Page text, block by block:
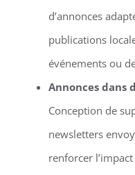
d’annonces
publications
événements ou
Annonces dans
Conception de
newsletters
renforcer